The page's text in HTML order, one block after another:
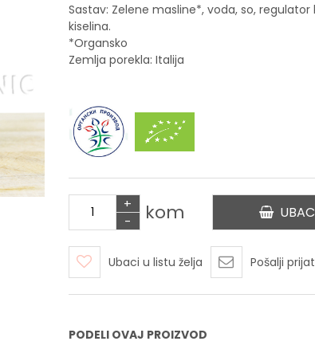
Sastav: Zelene masline*, voda, so, regulator
kiselina.
*Organsko
Zemlja porekla: Italija
+
-
kom
Ubaci u listu želja Pošalji
PODELI OVAJ PROIZVOD